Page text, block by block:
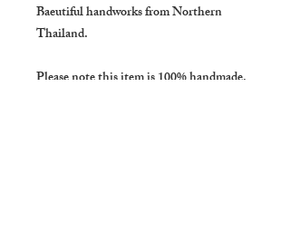
Baeutiful handworks from Northern
Thailand.
Please note this item is 100% handmade.